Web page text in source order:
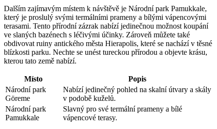
Dalším zajímavým místem k návštěvě je Národní park Pamukkale,
který je proslulý svými termálními prameny a bílými vápencovými
terasami. Tento přírodní zázrak nabízí jedinečnou možnost koupání
ve slaných bazénech s léčivými účinky. Zároveň můžete také
obdivovat ruiny antického města Hierapolis, které se nachází v těsné
blízkosti parku. Nechte se unést tureckou přírodou a objevte krásu,
kterou tato země nabízí.
Místo
Popis
Národní park
Göreme
Nabízí jedinečný pohled na skalní útvary a skály
v podobě kuželů.
Národní park
Pamukkale
Slavný pro své termální prameny a bílé
vápencové terasy.